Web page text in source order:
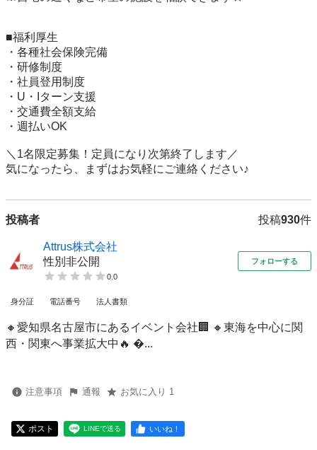
■福利厚生
・各種社会保険完備
・研修制度
・社員登用制度
・U・Iターン支援
・交通費全額支給
・週払いOK
＼1名限定募集！定員になり次第終了します／
気になったら、まずはお気軽にご連絡ください♪
投稿者 投稿930件
Attrus株式会社
性別非公開
0.0
フォローする
身分証 電話番号 法人書類
🔸愛知県名古屋市にあるイベント会社🏢 🔸東海を中心に関
西・関東へ事業拡大中🔥 ...
注意事項 通報 お気に入り 1
ポスト LINEで送る いいね！